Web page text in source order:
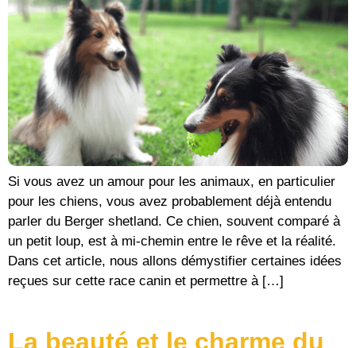
Si vous avez un amour pour les animaux, en particulier
pour les chiens, vous avez probablement déjà entendu
parler du Berger shetland. Ce chien, souvent comparé à
un petit loup, est à mi-chemin entre le rêve et la réalité.
Dans cet article, nous allons démystifier certaines idées
reçues sur cette race canin et permettre à […]
La beauté et le charme du